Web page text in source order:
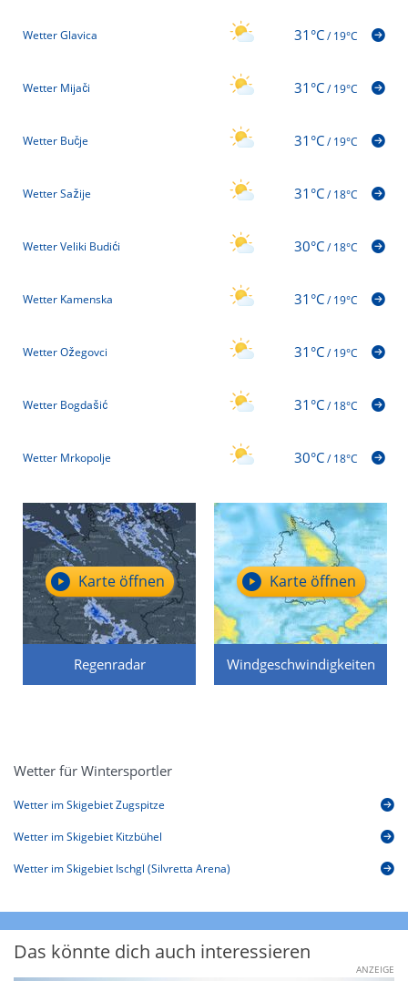
Wetter Glavica 31°C/19°C
Wetter Mijači 31°C/19°C
Wetter Bučje 31°C/19°C
Wetter Sažije 31°C/18°C
Wetter Veliki Budići 30°C/18°C
Wetter Kamenska 31°C/19°C
Wetter Ožegovci 31°C/19°C
Wetter Bogdašić 31°C/18°C
Wetter Mrkopolje 30°C/18°C
Regenradar
Karte öffnen
Windgeschwindigkeiten
Karte öffnen
Wetter für Wintersportler
Wetter im Skigebiet Zugspitze
Wetter im Skigebiet Kitzbühel
Wetter im Skigebiet Ischgl (Silvretta Arena)
Das könnte dich auch interessieren
ANZEIGE